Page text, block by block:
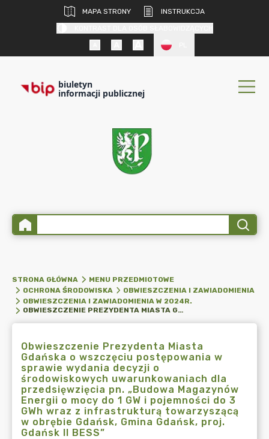
MAPA STRONY
INSTRUKCJA
biuletyn
informacji publicznej
STRONA GŁÓWNA
MENU PRZEDMIOTOWE
OCHRONA ŚRODOWISKA
OBWIESZCZENIA I ZAWIADOMIENIA
OBWIESZCZENIA I ZAWIADOMIENIA W 2024R.
OBWIESZCZENIE PREZYDENTA MIASTA GDAŃSKA O WSZCZĘCIU POSTĘPOWANIA W SPRAWIE WYDANIA DECYZJI O ŚRODOWISKOWYCH UWARUNKOWANIACH DLA PRZEDSIĘWZIĘCIA PN. „BUDOWA MAGAZYNÓW ENERGII O MOCY DO 1 GW I POJEMNOŚCI DO 3 GWH WRAZ Z INFRASTRUKTURĄ TOWARZYSZĄCĄ W OBRĘBIE GDAŃSK, GMINA GDAŃSK, PROJ. GDAŃSK II BESS”
Obwieszczenie Prezydenta Miasta
Gdańska o wszczęciu postępowania w
sprawie wydania decyzji o
środowiskowych uwarunkowaniach dla
przedsięwzięcia pn. „Budowa Magazynów
Energii o mocy do 1 GW i pojemności do 3
GWh wraz z infrastrukturą towarzyszącą
w obrębie Gdańsk, Gmina Gdańsk, proj.
Gdańsk II BESS”